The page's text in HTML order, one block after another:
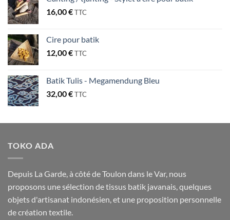
16,00€TTC
Cire pour batik
12,00€TTC
Batik Tulis - Megamendung Bleu
32,00€TTC
TOKO ADA
Depuis La Garde, à côté de Toulon dans le Var, nous
proposons une sélection de tissus batik javanais, quelques
objets d'artisanat indonésien, et une proposition personnelle
de création textile.